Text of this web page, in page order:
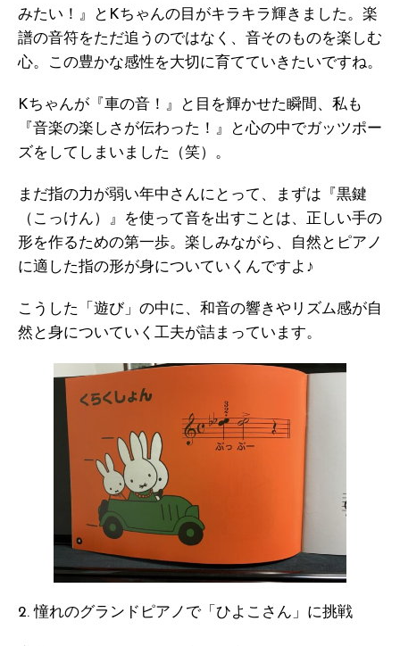
みたい！』とKちゃんの目がキラキラ輝きました。楽
譜の音符をただ追うのではなく、音そのものを楽しむ
心。この豊かな感性を大切に育てていきたいですね。
Kちゃんが『車の音！』と目を輝かせた瞬間、私も
『音楽の楽しさが伝わった！』と心の中でガッツポー
ズをしてしまいました（笑）。
まだ指の力が弱い年中さんにとって、まずは『黒鍵
（こっけん）』を使って音を出すことは、正しい手の
形を作るための第一歩。楽しみながら、自然とピアノ
に適した指の形が身についていくんですよ♪
こうした「遊び」の中に、和音の響きやリズム感が自
然と身についていく工夫が詰まっています。
2. 憧れのグランドピアノで「ひよこさん」に挑戦